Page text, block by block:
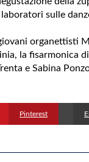
sulle
organettisti
la fisarmonica
e Sabina
Pinterest